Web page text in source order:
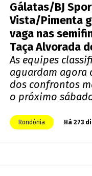
Gálatas/BJ
Vista/Pimenta
vaga nas
Taça Alvorada
As equipes
aguardam agora
dos confrontos
o próximo
Rondônia Há 273